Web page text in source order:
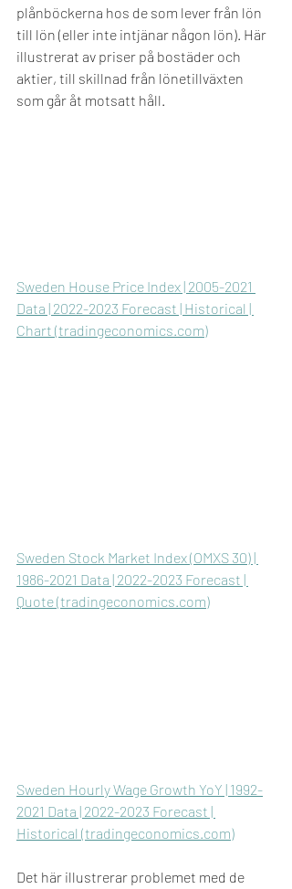
plånböckerna hos de som lever från lön
till lön (eller inte intjänar någon lön). Här
illustrerat av priser på bostäder och
aktier, till skillnad från lönetillväxten
som går åt motsatt håll.
Sweden House Price Index | 2005-2021
Data | 2022-2023 Forecast | Historical |
Chart (tradingeconomics.com)
Sweden Stock Market Index (OMXS 30) |
1986-2021 Data | 2022-2023 Forecast |
Quote (tradingeconomics.com)
Sweden Hourly Wage Growth YoY | 1992-
2021 Data | 2022-2023 Forecast |
Historical (tradingeconomics.com)
Det här illustrerar problemet med de